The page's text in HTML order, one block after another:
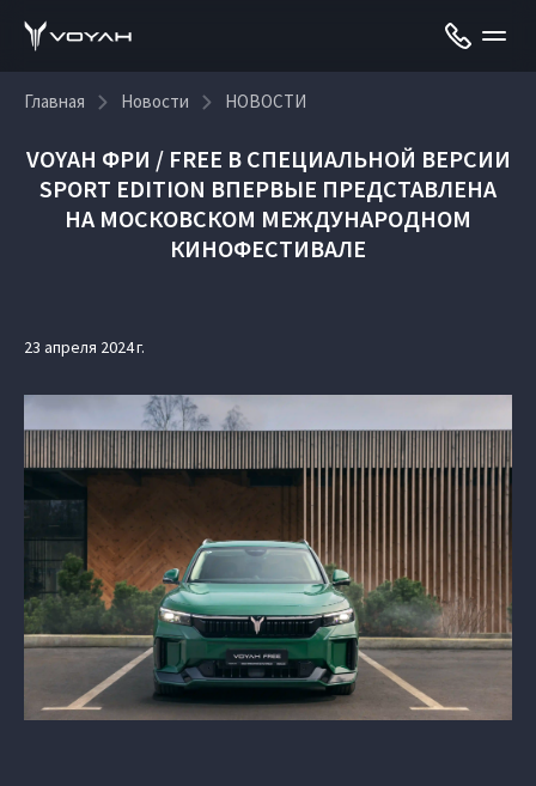
Главная Новости НОВОСТИ
VOYAH ФРИ / FREE В СПЕЦИАЛЬНОЙ ВЕРСИИ
SPORT EDITION ВПЕРВЫЕ ПРЕДСТАВЛЕНА
НА МОСКОВСКОМ МЕЖДУНАРОДНОМ
КИНОФЕСТИВАЛЕ
23 апреля 2024 г.